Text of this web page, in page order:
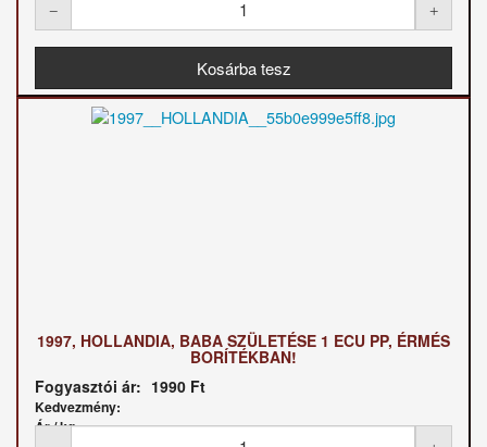
1997, HOLLANDIA, BABA SZÜLETÉSE 1 ECU PP, ÉRMÉS
BORÍTÉKBAN!
Fogyasztói ár: 1990 Ft
Kedvezmény:
Ár / kg: